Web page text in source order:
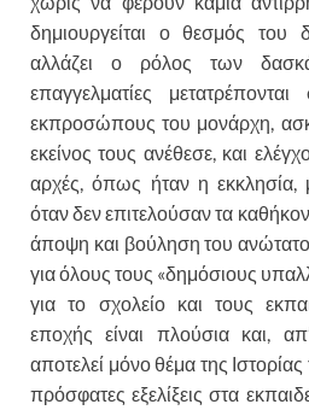
δημιουργείται ο θεσμός του
αλλάζει ο ρόλος των
επαγγελματίες
εκπροσώπους του μονάρχη,
εκείνος τους ανέθεσε, και
αρχές, όπως ήταν η εκκλησία,
όταν δεν επιτελούσαν τα
άποψη και βούληση του
για όλους τους «δημόσιους
για το σχολείο και τους
εποχής είναι πλούσια και,
αποτελεί μόνο θέμα της
πρόσφατες εξελίξεις στα